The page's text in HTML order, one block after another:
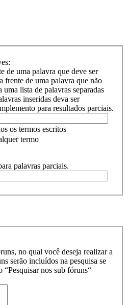
de uma palavra que deve ser
frente de uma palavra que não
lista de palavras separadas
inseridas deva ser
para resultados parciais.
os termos escritos
termo
palavras parciais.
no qual você deseja realizar a
serão incluídos na pesquisa se
“Pesquisar nos sub fóruns“